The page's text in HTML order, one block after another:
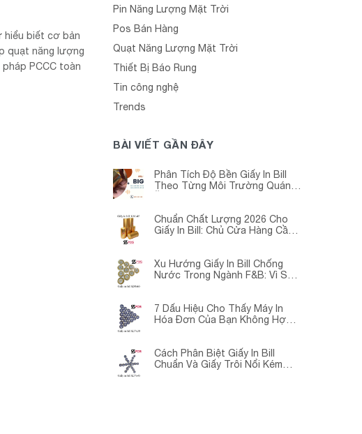
hiểu biết cơ bản
quạt năng lượng
PCCC toàn
Pin Năng Lượng Mặt Trời
Pos Bán Hàng
Quạt Năng Lượng Mặt Trời
Thiết Bị Báo Rung
Tin công nghệ
Trends
BÀI VIẾT GẦN ĐÂY
Phân Tích Độ Bền Giấy In Bill
Theo Từng Môi Trường Quán
Chuẩn Chất Lượng 2026 Cho
Giấy In Bill: Chủ Cửa Hàng Cần
Xu Hướng Giấy In Bill Chống
Nước Trong Ngành F&B: Vì Sao
7 Dấu Hiệu Cho Thấy Máy In
Hóa Đơn Của Bạn Không Hợp
Cách Phân Biệt Giấy In Bill
Chuẩn Và Giấy Trôi Nổi Kém